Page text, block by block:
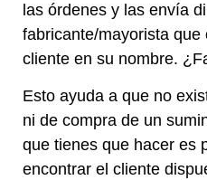
las órdenes y las envía
fabricante/mayorista que
cliente en su nombre.
Esto ayuda a que no
ni de compra de un
que tienes que hacer es
encontrar el cliente